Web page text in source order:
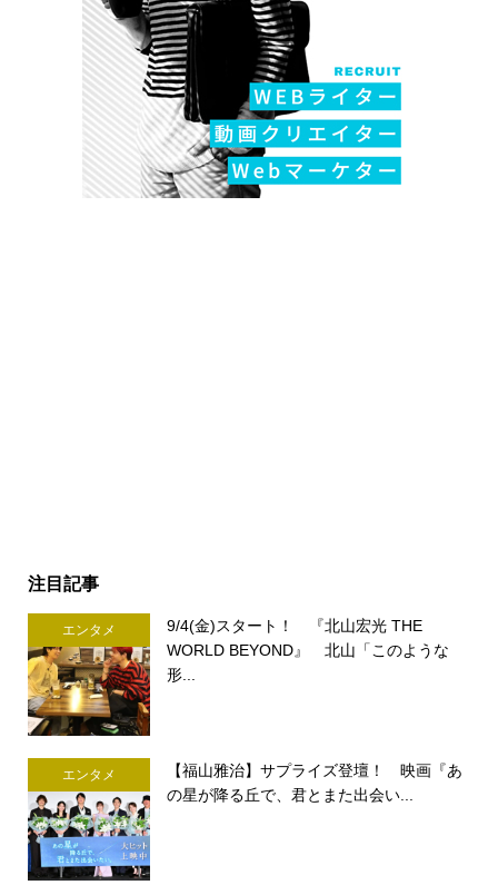
注目記事
エンタメ
9/4(金)スタート！ 『北山宏光 THE
WORLD BEYOND』 北山「このような
形...
エンタメ
【福山雅治】サプライズ登壇！ 映画『あ
の星が降る丘で、君とまた出会い...